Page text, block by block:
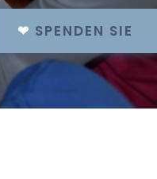
❤ SPENDEN SIE